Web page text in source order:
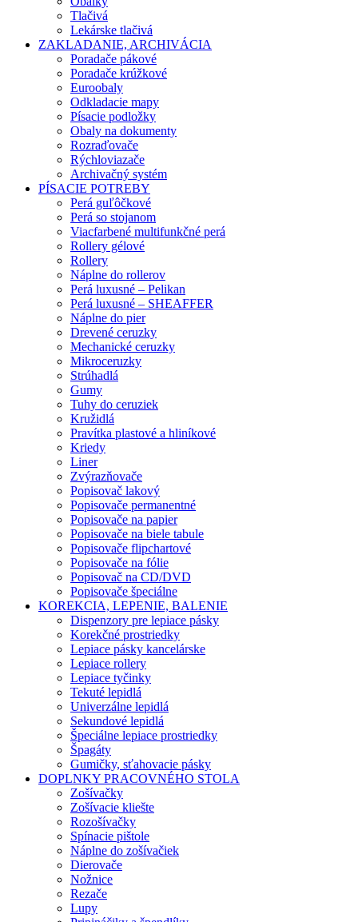
Tlačivá
Lekárske tlačivá
ZAKLADANIE, ARCHIVÁCIA
Poradače pákové
Poradače krúžkové
Euroobaly
Odkladacie mapy
Písacie podložky
Obaly na dokumenty
Rozraďovače
Rýchloviazače
Archivačný systém
PÍSACIE POTREBY
Perá guľôčkové
Perá so stojanom
Viacfarbené multifunkčné perá
Rollery gélové
Rollery
Náplne do rollerov
Perá luxusné – Pelikan
Perá luxusné – SHEAFFER
Náplne do pier
Drevené ceruzky
Mechanické ceruzky
Mikroceruzky
Strúhadlá
Gumy
Tuhy do ceruziek
Kružidlá
Pravítka plastové a hliníkové
Kriedy
Liner
Zvýrazňovače
Popisovač lakový
Popisovače permanentné
Popisovače na papier
Popisovače na biele tabule
Popisovače flipchartové
Popisovače na fólie
Popisovač na CD/DVD
Popisovače špeciálne
KOREKCIA, LEPENIE, BALENIE
Dispenzory pre lepiace pásky
Korekčné prostriedky
Lepiace pásky kancelárske
Lepiace rollery
Lepiace tyčinky
Tekuté lepidlá
Univerzálne lepidlá
Sekundové lepidlá
Špeciálne lepiace prostriedky
Špagáty
Gumičky, sťahovacie pásky
DOPLNKY PRACOVNÉHO STOLA
Zošívačky
Zošívacie kliešte
Rozošívačky
Spínacie pištole
Náplne do zošívačiek
Dierovače
Nožnice
Rezače
Lupy